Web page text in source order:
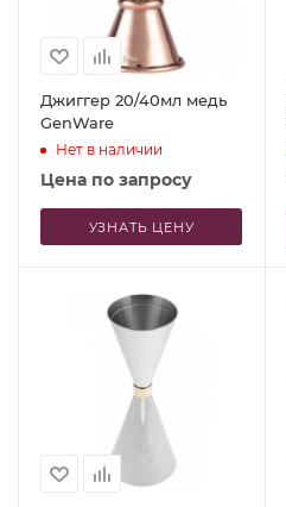
Джиггер 20/40мл медь
GenWare
Нет в наличии
Цена по запросу
УЗНАТЬ ЦЕНУ